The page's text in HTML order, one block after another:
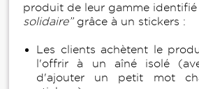
produit de leur gamme
solidaire”grâce à un stickers :
Les clients achètent le
l'offrir à un aîné isolé
d'ajouter un petit mot